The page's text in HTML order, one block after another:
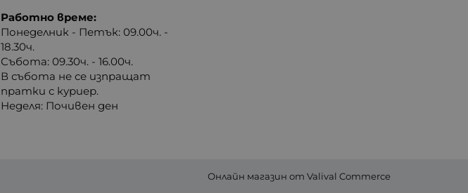
Работно време:
Понеделник - Петък: 09.00ч. -
18.30ч.
Събота: 09.30ч. - 16.00ч.
В събота не се изпращат
пратки с куриер.
Неделя: Почивен ден
Онлайн магазин от Valival Commerce